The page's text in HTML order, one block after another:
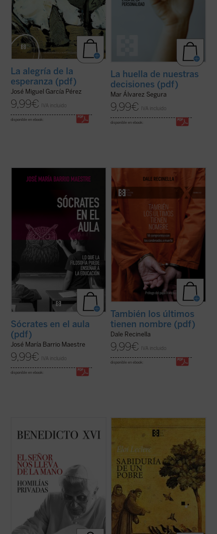
La alegría de la
esperanza (pdf)
José Miguel García Pérez
9,99€ IVA incluido
disponible en ebook:
La huella de nuestras
decisiones (pdf)
Mar Álvarez Segura
9,99€ IVA incluido
disponible en ebook:
Frente a la tecnificación del aprendizaje y
los eslóganes pedagógicos, este libro
saber. Una obra inspiradora que devuelve
esperanza y sentido a la docencia: ...(ver
Sócrates en el aula
(pdf)
José María Barrio Maestre
9,99€ IVA incluido
disponible en ebook:
Recinella nos invita a ver lo que casi nadie
quiere mirar: el rostro humano detrás de
una sentencia, el clamor que ningún
tribunal alcanza a oír. Mientras el tiempo se
acerca a su final, él permanece junto ...
(ver
ficha)
También los últimos
tienen nombre (pdf)
Dale Recinella
9,99€ IVA incluido
disponible en ebook:
libertad de espíritu de Joseph Ratzinger
resplandecen plenamente en estas
actualidad de la vida del creyente. ...
ficha)
biografía al uso, sino de una narración
cautivadora que, sin dejar de ser
profundamente fiel, invita a recorrer la
experiencia franciscana como una historia
Esta edición ofrece una nueva ... (ver ficha)